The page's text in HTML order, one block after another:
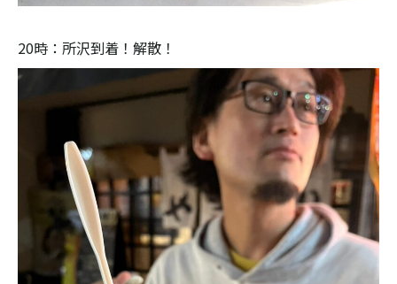
20時：所沢到着！解散！